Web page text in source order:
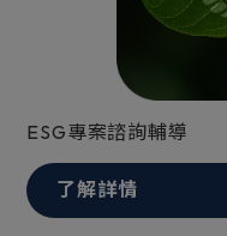
ESG專案諮詢輔導
了解詳情